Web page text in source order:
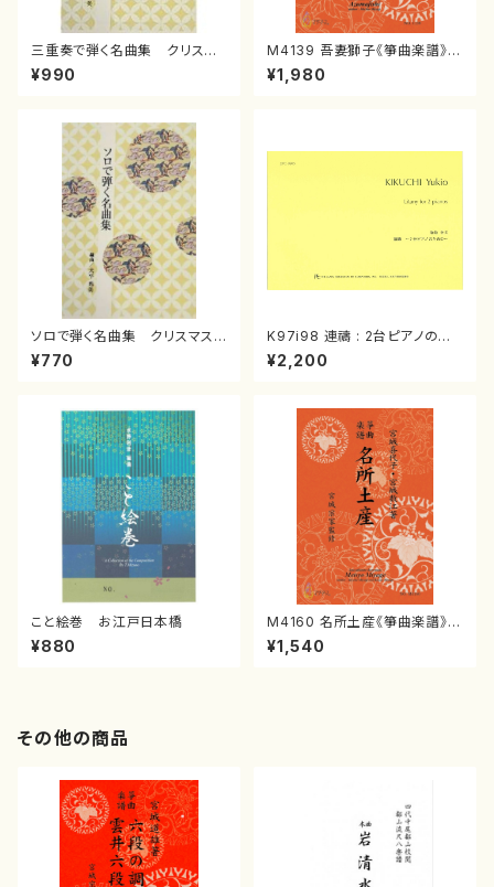
三重奏で弾く名曲集 クリスマ
スメドレー( 箏2/大平光美 編
曲/楽譜）
¥990
M4139 吾妻獅子《箏曲楽譜》
（箏/宮城道雄著・宮城宗家監修/
箏曲古典楽譜）
¥1,980
ソロで弾く名曲集 クリスマス・
イブ／恋人がサンタクロース(
箏独奏 /大平光美 編曲/楽
¥770
K97i98 連禱 : 2台ピアノのた
めの（2 Pianos / 菊池 幸夫 /
楽譜）
¥2,200
こと絵巻 お江戸日本橋
¥880
M4160 名所土産《箏曲楽譜》
（箏/宮城喜代子・宮城数江著・
宮城宗家監修/箏曲古典楽譜）
¥1,540
その他の商品